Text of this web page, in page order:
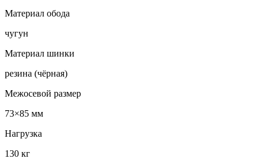
Материал обода
чугун
Материал шинки
резина (чёрная)
Межосевой размер
73×85 мм
Нагрузка
130 кг